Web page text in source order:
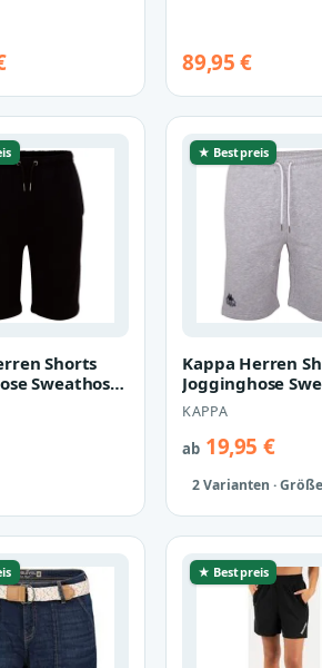
89,95 €
Shorts
Sweathose
★ Bestpreis
Kappa Herren
Jogginghose
grau 705423
KAPPA
ab 19,95 €
2 Varianten ·
★ Bestpreis